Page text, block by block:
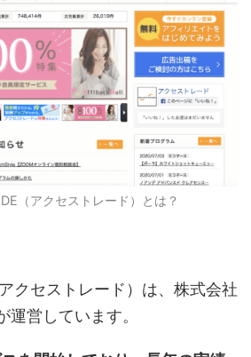
（アクセストレード）とは？
クセストレード）は、株式会社
運営しています。